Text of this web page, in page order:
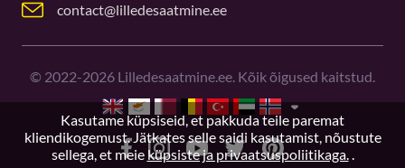
contact@lilledesaatmine.ee
© 2022-2026 Lilledesaatmine.ee. Kõik õigused kaitstud.
Kasutame küpsiseid, et pakkuda teile paremat
kliendikogemust. Jätkates selle saidi kasutamist, nõustute
sellega, et meie küpsiste ja privaatsuspoliitikaga..